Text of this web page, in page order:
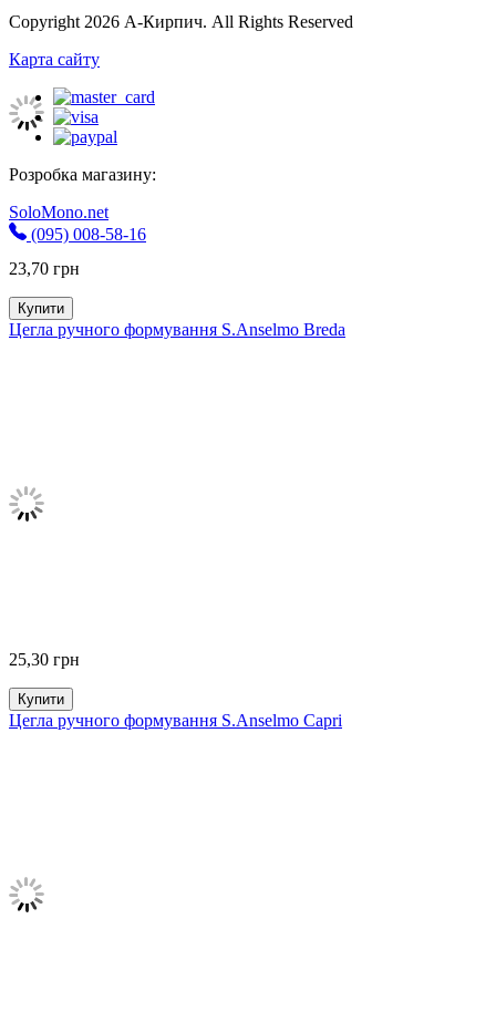
23,70 грн
Купити
Цегла ручного формування S.Anselmo Breda
25,30 грн
Купити
Цегла ручного формування S.Anselmo Capri
Copyright 2026 А-Кирпич. All Rights Reserved
Карта сайту
Розробка магазину:
SoloMono.net
(095) 008-58-16